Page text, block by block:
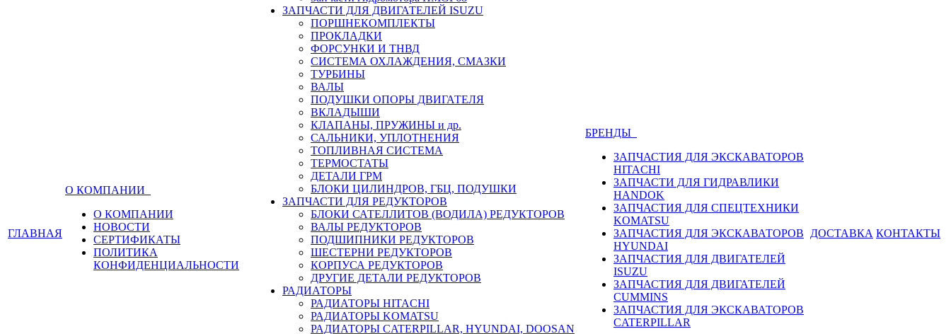
ГЛАВНАЯ
О КОМПАНИИ
О КОМПАНИИ
НОВОСТИ
СЕРТИФИКАТЫ
ПОЛИТИКА
КОНФИДЕНЦИАЛЬНОСТИ
ЗАПЧАСТИ ДЛЯ ДВИГАТЕЛЕЙ ISUZU
ПОРШНЕКОМПЛЕКТЫ
ПРОКЛАДКИ
ФОРСУНКИ И ТНВД
СИСТЕМА ОХЛАЖДЕНИЯ, СМАЗКИ
ТУРБИНЫ
ВАЛЫ
ПОДУШКИ ОПОРЫ ДВИГАТЕЛЯ
ВКЛАДЫШИ
КЛАПАНЫ, ПРУЖИНЫ и др.
САЛЬНИКИ, УПЛОТНЕНИЯ
ТОПЛИВНАЯ СИСТЕМА
ТЕРМОСТАТЫ
ДЕТАЛИ ГРМ
БЛОКИ ЦИЛИНДРОВ, ГБЦ, ПОДУШКИ
ЗАПЧАСТИ ДЛЯ РЕДУКТОРОВ
БЛОКИ САТЕЛЛИТОВ (ВОДИЛА) РЕДУКТОРОВ
ВАЛЫ РЕДУКТОРОВ
ПОДШИПНИКИ РЕДУКТОРОВ
ШЕСТЕРНИ РЕДУКТОРОВ
КОРПУСА РЕДУКТОРОВ
ДРУГИЕ ДЕТАЛИ РЕДУКТОРОВ
РАДИАТОРЫ
РАДИАТОРЫ HITACHI
РАДИАТОРЫ KOMATSU
РАДИАТОРЫ CATERPILLAR, HYUNDAI, DOOSAN
БРЕНДЫ
ЗАПЧАСТИЯ ДЛЯ ЭКСКАВАТОРОВ
HITACHI
ЗАПЧАСТИ ДЛЯ ГИДРАВЛИКИ
HANDOK
ЗАПЧАСТИЯ ДЛЯ СПЕЦТЕХНИКИ
KOMATSU
ЗАПЧАСТИЯ ДЛЯ ЭКСКАВАТОРОВ
HYUNDAI
ЗАПЧАСТИЯ ДЛЯ ДВИГАТЕЛЕЙ
ISUZU
ЗАПЧАСТИЯ ДЛЯ ДВИГАТЕЛЕЙ
CUMMINS
ЗАПЧАСТИЯ ДЛЯ ЭКСКАВАТОРОВ
CATERPILLAR
ДОСТАВКА КОНТАКТЫ